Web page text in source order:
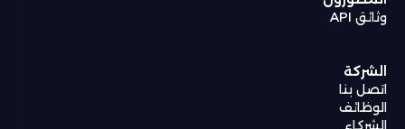
وثائق API
الشركة
اتصل بنا
الوظائف
الشركاء